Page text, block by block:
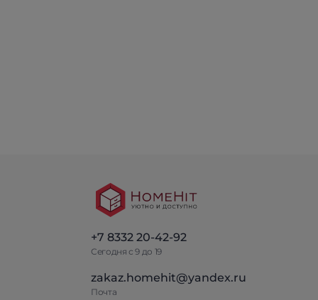
+7 8332 20-42-92
Сегодня с 9 до 19
zakaz.homehit@yandex.ru
Почта